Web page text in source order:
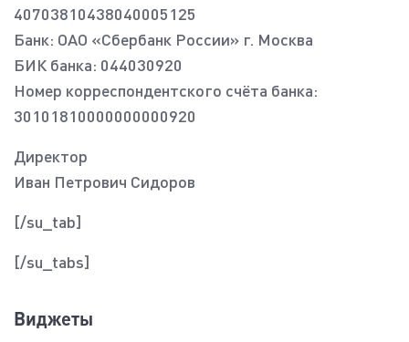
40703810438040005125
Банк: ОАО «Сбербанк России» г. Москва
БИК банка: 044030920
Номер корреспондентского счёта банка:
30101810000000000920
Директор
Иван Петрович Сидоров
[/su_tab]
[/su_tabs]
Виджеты